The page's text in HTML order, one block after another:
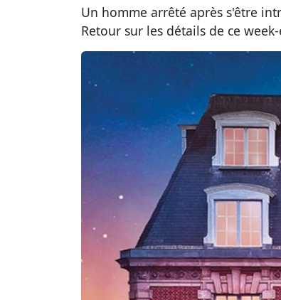
Un homme arrêté après s'être
Retour sur les détails de ce